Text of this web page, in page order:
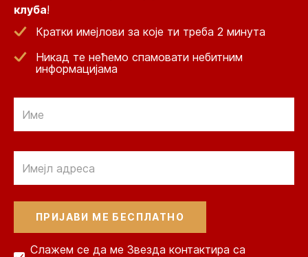
клуба!
Кратки имејлови за које ти треба 2 минута
Никад те нећемо спамовати небитним
информацијама
Слажем се да ме Звезда контактира са